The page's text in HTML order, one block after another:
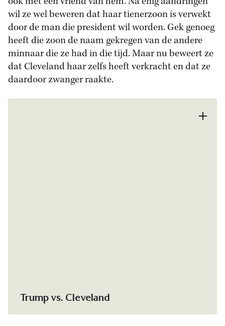
wil ze wel beweren dat haar tienerzoon is verwekt
door de man die president wil worden. Gek genoeg
heeft die zoon de naam gekregen van de andere
minnaar die ze had in die tijd. Maar nu beweert ze
dat Cleveland haar zelfs heeft verkracht en dat ze
daardoor zwanger raakte.
Trump vs. Cleveland